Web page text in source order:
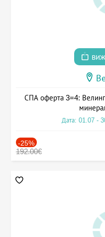
СПА оферта 3=4:
Дата: 01.07 -
-25%
192.00€